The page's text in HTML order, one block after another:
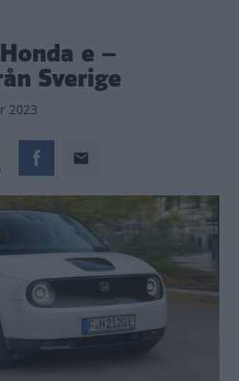
e –
Sverige
2023